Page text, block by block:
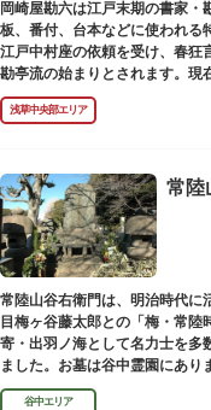
岡崎屋勘六は江戸末期の書家・
板、番付、台本などに使われる
江戸中村座の依頼を受け、春狂
勘亭流の始まりとされます。現
われています。 お墓は清光寺（
浅草中央部エリア
常陸
常陸山谷右衛門は、明治時代に
目梅ヶ谷藤太郎との「梅・常
寄・出羽ノ海として名力士を多
ました。お墓は谷中霊園にあり
谷中エリア